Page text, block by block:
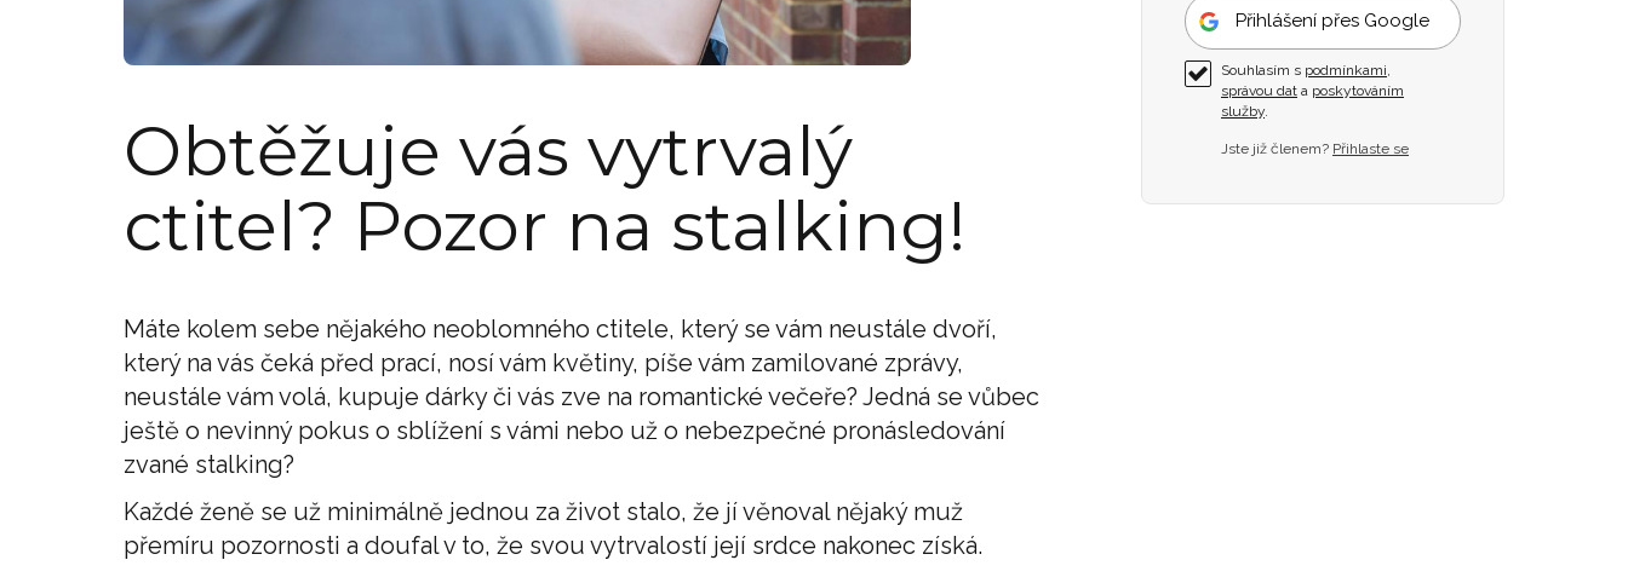
Obtěžuje vás vytrvalý
ctitel? Pozor na stalking!
Máte kolem sebe nějakého neoblomného ctitele, který se vám neustále dvoří,
který na vás čeká před prací, nosí vám květiny, píše vám zamilované zprávy,
neustále vám volá, kupuje dárky či vás zve na romantické večeře? Jedná se vůbec
ještě o nevinný pokus o sblížení s vámi nebo už o nebezpečné pronásledování
zvané stalking?
Každé ženě se už minimálně jednou za život stalo, že jí věnoval nějaký muž
přemíru pozornosti a doufal v to, že svou vytrvalostí její srdce nakonec získá.
Přihlášení přes Google
Souhlasím s podmínkami,
správou dat a poskytováním
služby.
Jste již členem? Přihlaste se